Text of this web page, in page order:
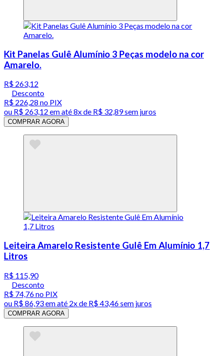
Kit Panelas Gulê Alumínio 3 Peças modelo na cor
Amarelo.
R$ 263,12
Desconto
R$ 226,28 no PIX
ou R$ 263,12 em até8x de R$ 32,89 sem juros
COMPRAR AGORA
Leiteira Amarelo Resistente Gulê Em Alumínio 1,7
Litros
R$ 115,90
Desconto
R$ 74,76no PIX
ou R$ 86,93em até 2x de R$ 43,46 sem juros
COMPRAR AGORA